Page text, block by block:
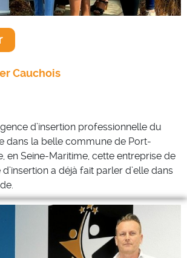
Cauchois
d’insertion professionnelle du
dans la belle commune de Port-
en Seine-Maritime, cette entreprise de
a déjà fait parler d’elle dans